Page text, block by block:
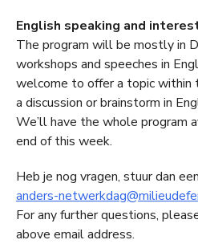
English speaking and
The program will be mostly in
workshops and speeches in
welcome to offer a topic within
a discussion or brainstorm in
We’ll have the whole program
end of this week.
Heb je nog vragen, stuur dan
anders-
For any further questions,
above email address.